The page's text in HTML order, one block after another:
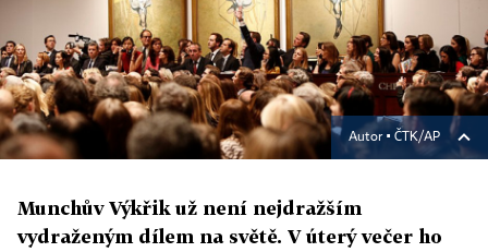
Autor ▪ ČTK/AP
Munchův Výkřik už není nejdražším
vydraženým dílem na světě. V úterý večer ho